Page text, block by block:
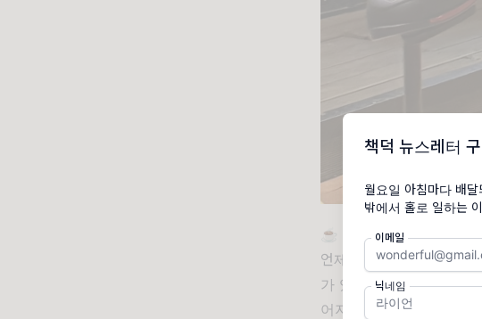
책덕 뉴스레터
월요일 아침마다 배
밖에서 홀로 일하는
이메일
닉네임
☕ 일단 출근은 했습니다
언제 다 할까 싶었던 책
가 있다면 고칠 수 있는
어지는 시기이기도 합니